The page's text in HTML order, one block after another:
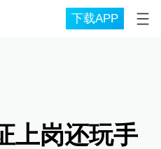
下载APP
上岗还玩手